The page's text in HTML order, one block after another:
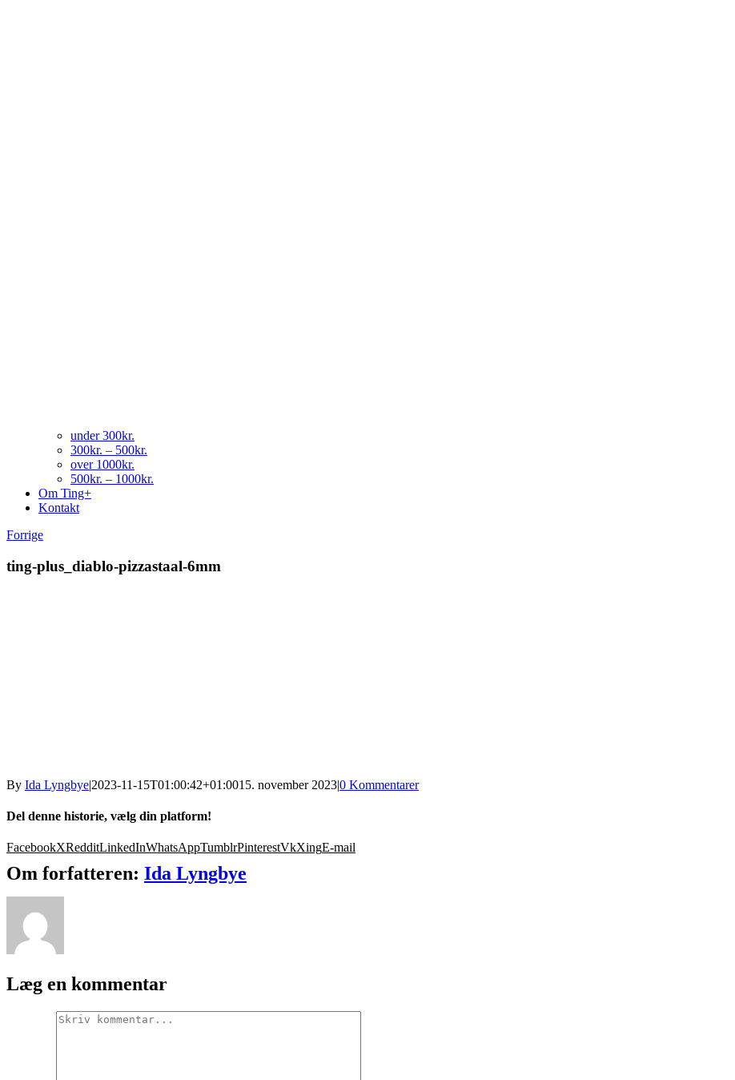
under 300kr.
300kr. – 500kr.
over 1000kr.
500kr. – 1000kr.
Om Ting+
Kontakt
Forrige
ting-plus_diablo-pizzastaal-6mm
By Ida Lyngbye|2023-11-15T01:00:42+01:0015. november 2023|0 Kommentarer
Del denne historie, vælg din platform!
FacebookXRedditLinkedInWhatsAppTumblrPinterestVkXingE-mail
Om forfatteren: Ida Lyngbye
Læg en kommentar